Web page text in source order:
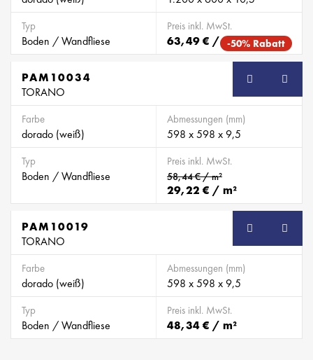
Typ
Boden / Wandfliese
Preis inkl. MwSt.
63,49 € / m²-50% Rabatt
PAM10034
TORANO
Farbe
dorado (weiß)
Abmessungen (mm)
598 x 598 x 9,5
Typ
Boden / Wandfliese
Preis inkl. MwSt.
58,44 € / m²
29,22 € / m²
PAM10019
TORANO
Farbe
dorado (weiß)
Abmessungen (mm)
598 x 598 x 9,5
Typ
Boden / Wandfliese
Preis inkl. MwSt.
48,34 € / m²